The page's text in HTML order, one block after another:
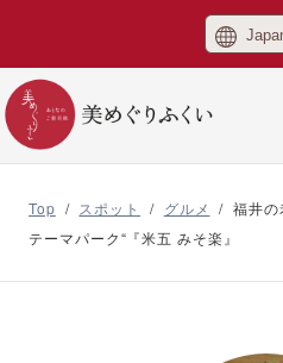
Top / スポット / グルメ /福井の
テーマパーク“『米五 みそ楽』